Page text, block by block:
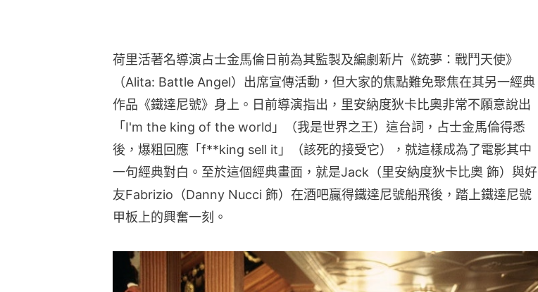
荷里活著名導演占士金馬倫日前為其監製及編劇新片《銃夢：戰鬥天使》
（Alita: Battle Angel）出席宣傳活動，但大家的焦點難免聚焦在其另一經典
作品《鐵達尼號》身上。日前導演指出，里安納度狄卡比奧非常不願意說出
「I'm the king of the world」（我是世界之王）這台詞，占士金馬倫得悉
後，爆粗回應「f**king sell it」（該死的接受它），就這樣成為了電影其中
一句經典對白。至於這個經典畫面，就是Jack（里安納度狄卡比奧 飾）與好
友Fabrizio（Danny Nucci 飾）在酒吧贏得鐵達尼號船飛後，踏上鐵達尼號
甲板上的興奮一刻。